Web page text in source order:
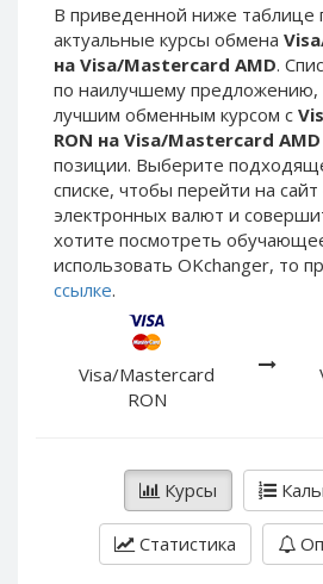
В приведенной ниже таблице
актуальные курсы обмена
на Visa/Mastercard AMD.
по наилучшему предложению,
лучшим обменным курсом с
RON на Visa/Mastercard AMD
позиции. Выберите
списке, чтобы перейти на
электронных валют и
хотите посмотреть
использовать OKchanger, то
ссылке.
Visa/Mastercard
RON
Курсы
Статистика
ЮMoney RUB
ЮMoney KZT
PayPal USD
PayPal EUR
PayPal GBP
PayPal CAD
PayPal AUD
PayPal RUB
PayPal CZK
PayPal DKK
PayPal HKD
PayPal NOK
PayPal PLN
PayPal SGD